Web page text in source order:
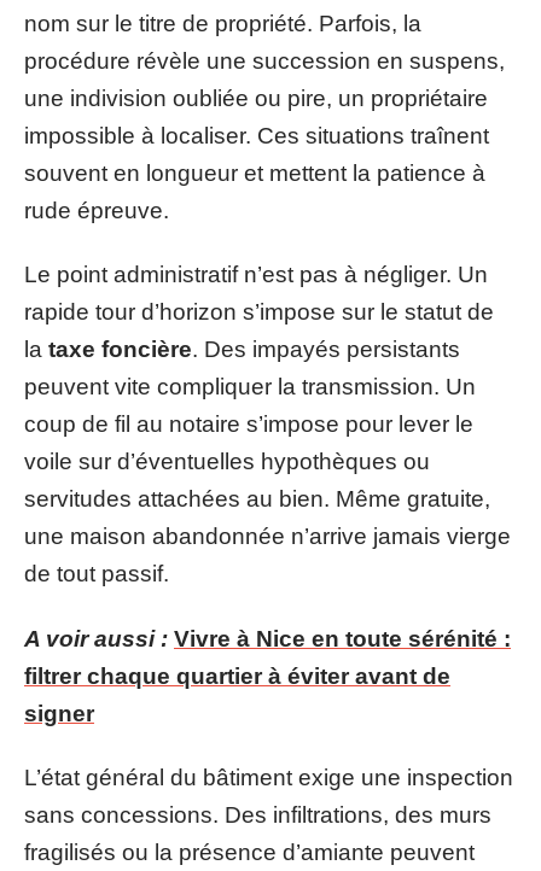
nom sur le titre de propriété. Parfois, la
procédure révèle une succession en suspens,
une indivision oubliée ou pire, un propriétaire
impossible à localiser. Ces situations traînent
souvent en longueur et mettent la patience à
rude épreuve.
Le point administratif n’est pas à négliger. Un
rapide tour d’horizon s’impose sur le statut de
la taxe foncière. Des impayés persistants
peuvent vite compliquer la transmission. Un
coup de fil au notaire s’impose pour lever le
voile sur d’éventuelles hypothèques ou
servitudes attachées au bien. Même gratuite,
une maison abandonnée n’arrive jamais vierge
de tout passif.
A voir aussi : Vivre à Nice en toute sérénité :
filtrer chaque quartier à éviter avant de
signer
L’état général du bâtiment exige une inspection
sans concessions. Des infiltrations, des murs
fragilisés ou la présence d’amiante peuvent